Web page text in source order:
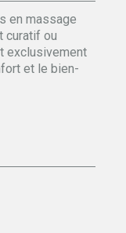
en massage
curatif ou
exclusivement
et le bien-